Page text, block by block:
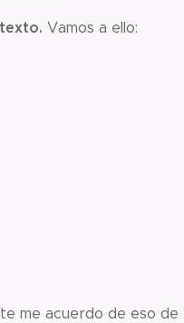
Vamos a ello:
me acuerdo de eso